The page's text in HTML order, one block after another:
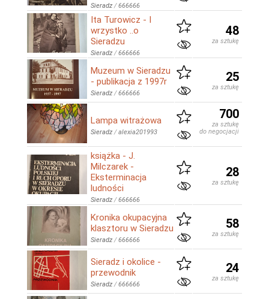
Sieradz /666666
Ita Turowicz - I
wrzystko ..o
Sieradzu
Sieradz /666666
48
za sztukę
Muzeum w Sieradzu
- publikacja z 1997r
Sieradz /666666
25
za sztukę
Lampa witrażowa
Sieradz /alexia201993
700
za sztukę
do negocjacji
książka - J.
Milczarek -
Eksterminacja
ludności
Sieradz /666666
28
za sztukę
Kronika okupacyjna
klasztoru w Sieradzu
Sieradz /666666
58
za sztukę
Sieradz i okolice -
przewodnik
Sieradz /666666
24
za sztukę